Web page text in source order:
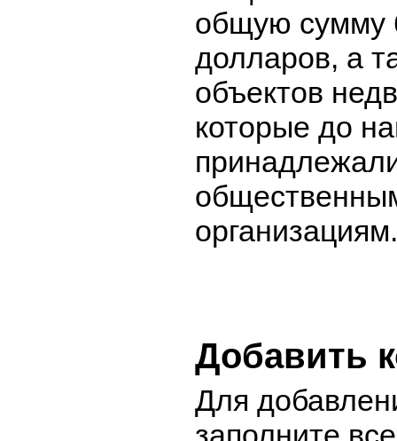
общую сумму
долларов, а
объектов
которые до
организациям.
Добавить
Для